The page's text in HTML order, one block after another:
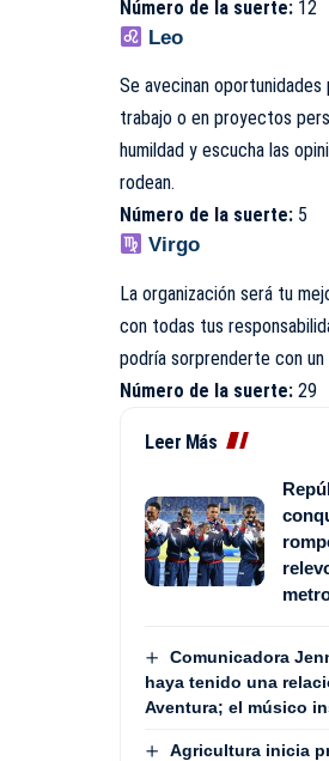
Número de la suerte: 12
Leo
Se avecinan oportunidades
trabajo o en proyectos
humildad y escucha las
rodean.
Número de la suerte: 5
Virgo
La organización será tu
con todas tus
podría sorprenderte con
Número de la suerte: 29
Leer Más
Comunicadora
haya tenido una
Aventura; el músico
Agricultura inicia